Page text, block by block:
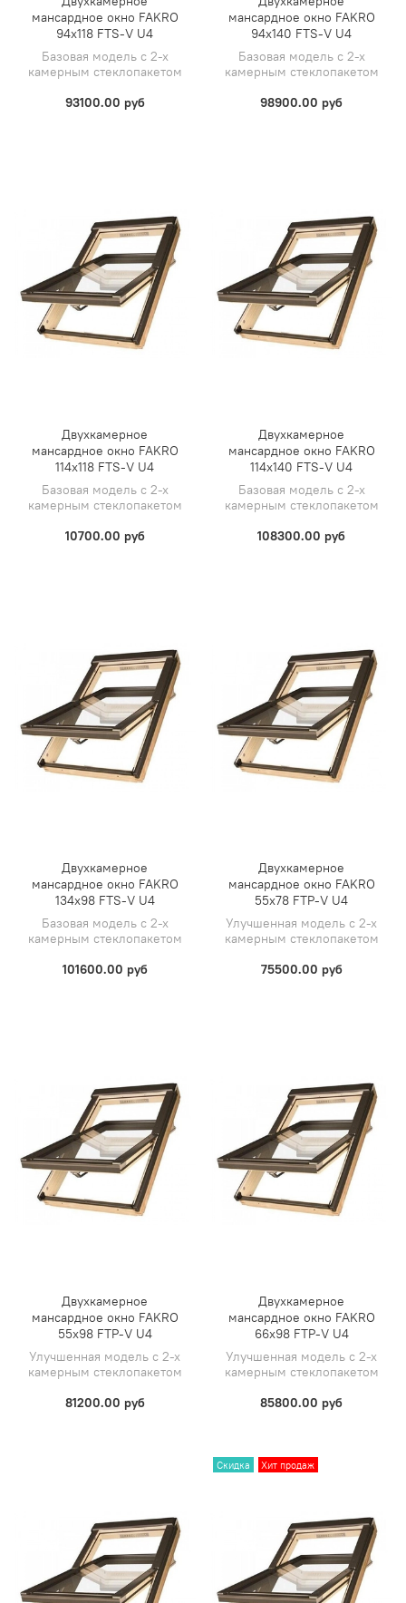
мансардное окно FAKRO
94х118 FTS-V U4
Базовая модель с 2-х
камерным стеклопакетом
93100.00 руб
мансардное окно FAKRO
94х140 FTS-V U4
Базовая модель с 2-х
камерным стеклопакетом
98900.00 руб
Двухкамерное
мансардное окно FAKRO
114х118 FTS-V U4
Базовая модель с 2-х
камерным стеклопакетом
10700.00 руб
Двухкамерное
мансардное окно FAKRO
114х140 FTS-V U4
Базовая модель с 2-х
камерным стеклопакетом
108300.00 руб
Двухкамерное
мансардное окно FAKRO
134х98 FTS-V U4
Базовая модель с 2-х
камерным стеклопакетом
101600.00 руб
Двухкамерное
мансардное окно FAKRO
55х78 FTP-V U4
Улучшенная модель с 2-х
камерным стеклопакетом
75500.00 руб
Двухкамерное
мансардное окно FAKRO
55х98 FTP-V U4
Улучшенная модель с 2-х
камерным стеклопакетом
81200.00 руб
Двухкамерное
мансардное окно FAKRO
66х98 FTP-V U4
Улучшенная модель с 2-х
камерным стеклопакетом
85800.00 руб
Скидка Хит продаж